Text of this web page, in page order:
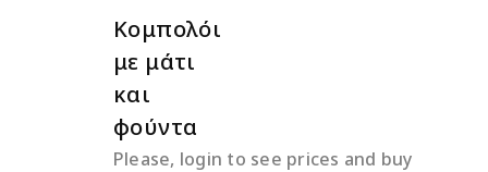
Κομπολόι
με μάτι
και
φούντα
Please, login to see prices and buy